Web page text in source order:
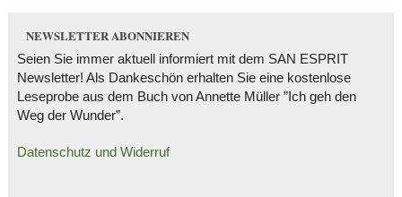
NEWSLETTER ABONNIEREN
Seien Sie immer aktuell informiert mit dem SAN ESPRIT
Newsletter! Als Dankeschön erhalten Sie eine kostenlose
Leseprobe aus dem Buch von Annette Müller ”Ich geh den
Weg der Wunder”.
Datenschutz und Widerruf